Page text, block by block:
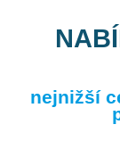
nejnižší